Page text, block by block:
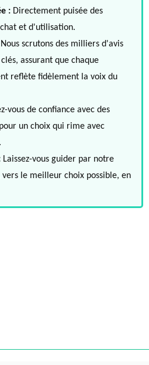
: Directement puisée des
et d'utilisation.
Nous scrutons des milliers d'avis
assurant que chaque
reflète fidèlement la voix du
vous de confiance avec des
un choix qui rime avec
Laissez-vous guider par notre
le meilleur choix possible, en